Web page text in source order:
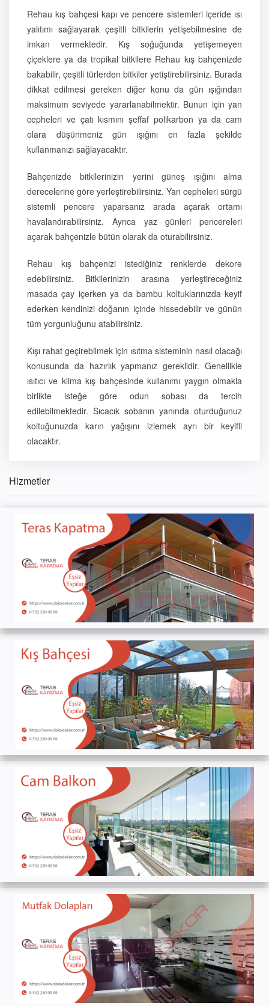
Rehau kış bahçesi kapı ve pencere sistemleri içeride ısı
yalıtımı sağlayarak çeşitli bitkilerin yetişebilmesine de
imkan vermektedir. Kış soğuğunda yetişemeyen
çiçeklere ya da tropikal bitkilere Rehau kış bahçenizde
bakabilir, çeşitli türlerden bitkiler yetiştirebilirsiniz. Burada
dikkat edilmesi gereken diğer konu da gün ışığından
maksimum seviyede yararlanabilmektir. Bunun için yan
cepheleri ve çatı kısmını şeffaf polikarbon ya da cam
olara düşünmeniz gün ışığını en fazla şekilde
kullanmanızı sağlayacaktır.
Bahçenizde bitkilerinizin yerini güneş ışığını alma
derecelerine göre yerleştirebilirsiniz. Yan cepheleri sürgü
sistemli pencere yaparsanız arada açarak ortamı
havalandırabilirsiniz. Ayrıca yaz günleri pencereleri
açarak bahçenizle bütün olarak da oturabilirsiniz.
Rehau kış bahçenizi istediğiniz renklerde dekore
edebilirsiniz. Bitkilerinizin arasına yerleştireceğiniz
masada çay içerken ya da bambu koltuklarınızda keyif
ederken kendinizi doğanın içinde hissedebilir ve günün
tüm yorgunluğunu atabilirsiniz.
Kışı rahat geçirebilmek için ısıtma sisteminin nasıl olacağı
konusunda da hazırlık yapmanız gereklidir. Genellikle
ısıtıcı ve klima kış bahçesinde kullanımı yaygın olmakla
birlikte isteğe göre odun sobası da tercih
edilebilmektedir. Sıcacık sobanın yanında oturduğunuz
koltuğunuzda karın yağışını izlemek ayrı bir keyifli
olacaktır.
Hizmetler